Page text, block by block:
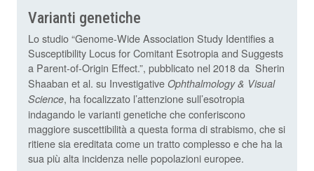
Varianti genetiche
Lo studio “Genome-Wide Association Study Identifies a
Susceptibility Locus for Comitant Esotropia and Suggests
a Parent-of-Origin Effect.”, pubblicato nel 2018 da Sherin
Shaaban et al. su Investigative Ophthalmology & Visual
Science, ha focalizzato l’attenzione sull’esotropia
indagando le varianti genetiche che conferiscono
maggiore suscettibilità a questa forma di strabismo, che si
ritiene sia ereditata come un tratto complesso e che ha la
sua più alta incidenza nelle popolazioni europee.